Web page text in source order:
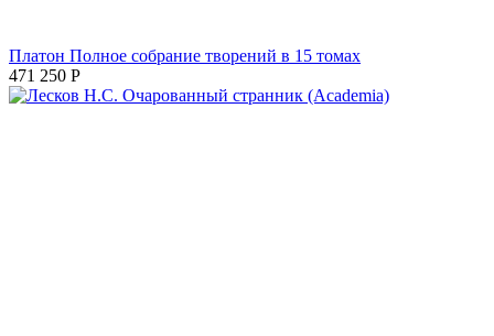
Платон Полное собрание творений в 15 томах
471 250 Р